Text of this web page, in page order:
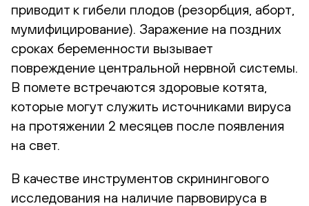
приводит к гибели плодов (резорбция, аборт,
мумифицирование). Заражение на поздних
сроках беременности вызывает
повреждение центральной нервной системы.
В помете встречаются здоровые котята,
которые могут служить источниками вируса
на протяжении 2 месяцев после появления
на свет.
В качестве инструментов скринингового
исследования на наличие парвовируса в